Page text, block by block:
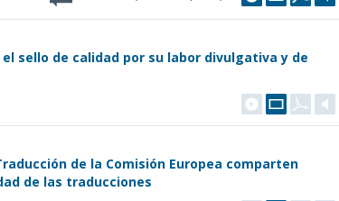
sello de calidad por su labor divulgativa y de
de la Comisión Europea comparten
de las traducciones